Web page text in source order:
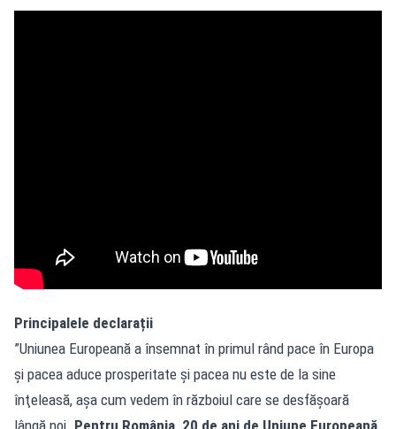
Principalele declarații
”Uniunea Europeană a însemnat în primul rând pace în Europa
şi pacea aduce prosperitate şi pacea nu este de la sine
înţeleasă, aşa cum vedem în războiul care se desfăşoară
lângă noi. Pentru România, 20 de ani de Uniune Europeană